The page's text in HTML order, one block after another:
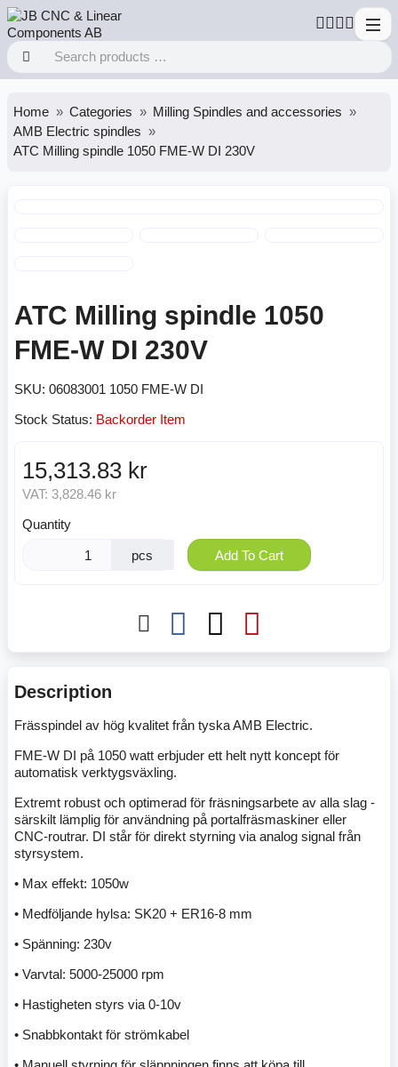
Home Categories
Milling Spindles and accessories
AMB Electric spindles
ATC Milling spindle 1050 FME-W DI 230V
ATC Milling spindle 1050
FME-W DI 230V
SKU: 06083001 1050 FME-W DI
Stock Status: Backorder Item
15,313.83 kr
VAT: 3,828.46 kr
Quantity
pcs Add To Cart
Description
Frässpindel av hög kvalitet från tyska AMB Electric.
FME-W DI på 1050 watt erbjuder ett helt nytt koncept för
automatisk verktygsväxling.
Extremt robust och optimerad för fräsningsarbete av alla slag -
särskilt lämplig för användning på portalfräsmaskiner eller
CNC-routrar. DI står för direkt styrning via analog signal från
styrsystem.
• Max effekt: 1050w
• Medföljande hylsa: SK20 + ER16-8 mm
• Spänning: 230v
• Varvtal: 5000-25000 rpm
• Hastigheten styrs via 0-10v
• Snabbkontakt för strömkabel